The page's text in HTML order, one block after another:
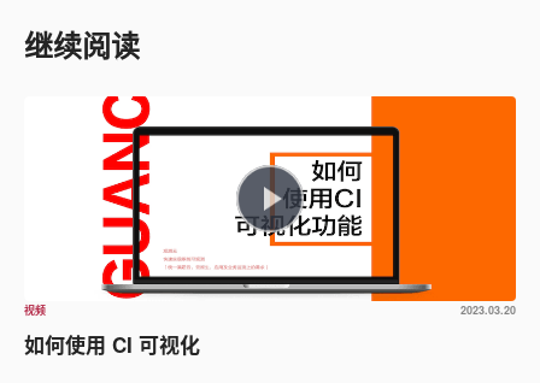
继续阅读
视频 2023.03.20
如何使用 CI 可视化